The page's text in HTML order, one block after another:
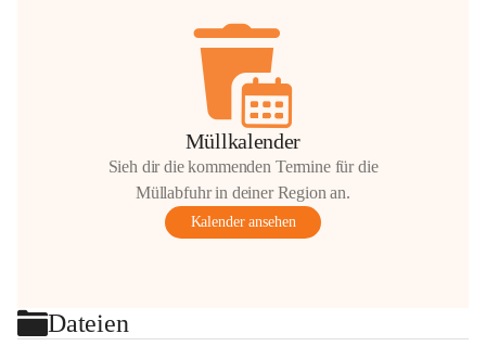
Müllkalender
Sieh dir die kommenden Termine für die
Müllabfuhr in deiner Region an.
Kalender ansehen
Dateien